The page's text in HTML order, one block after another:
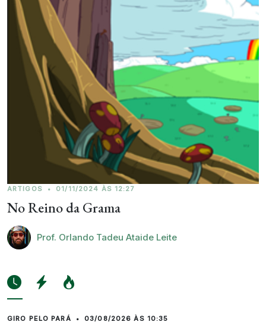
ARTIGOS • 01/11/2024 ÀS 12:27
No Reino da Grama
Prof. Orlando Tadeu Ataide Leite
GIRO PELO PARÁ • 03/08/2026 ÀS 10:35